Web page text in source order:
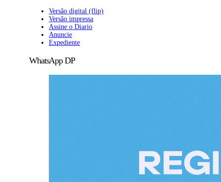
Versão digital (flip)
Versão impressa
Assine o Diario
Anuncie
Expediente
WhatsApp DP